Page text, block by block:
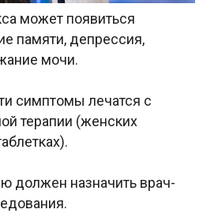
может появиться
памяти, депрессия,
мочи.
симптомы лечатся с
терапии (женских
должен назначить врач-